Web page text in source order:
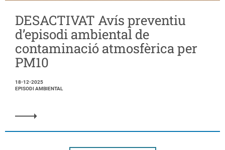
DESACTIVAT Avís preventiu
d’episodi ambiental de
contaminació atmosfèrica per
PM10
18-12-2025
EPISODI AMBIENTAL